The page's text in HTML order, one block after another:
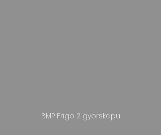
BMP Frigo 2 gyorskapu